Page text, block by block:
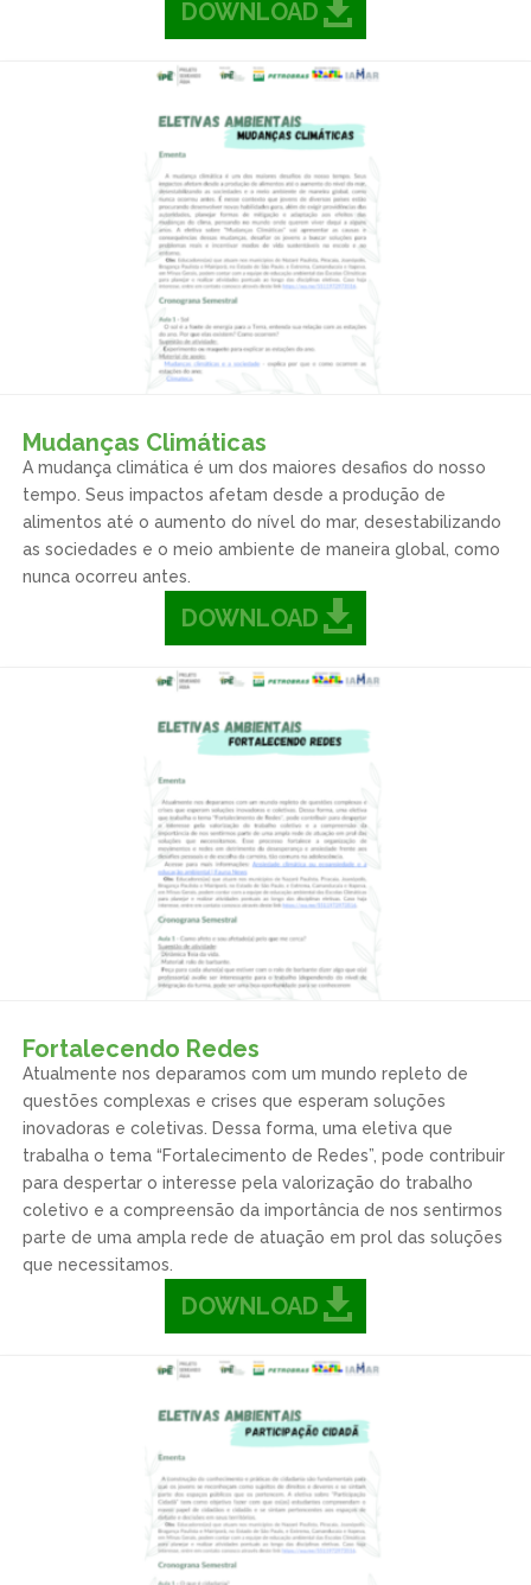
DOWNLOAD
Mudanças Climáticas
A mudança climática é um dos maiores desafios do nosso
tempo. Seus impactos afetam desde a produção de
alimentos até o aumento do nível do mar, desestabilizando
as sociedades e o meio ambiente de maneira global, como
nunca ocorreu antes.
DOWNLOAD
Fortalecendo Redes
Atualmente nos deparamos com um mundo repleto de
questões complexas e crises que esperam soluções
inovadoras e coletivas. Dessa forma, uma eletiva que
trabalha o tema “Fortalecimento de Redes”, pode contribuir
para despertar o interesse pela valorização do trabalho
coletivo e a compreensão da importância de nos sentirmos
parte de uma ampla rede de atuação em prol das soluções
que necessitamos.
DOWNLOAD